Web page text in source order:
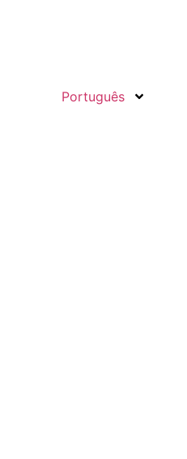
Português